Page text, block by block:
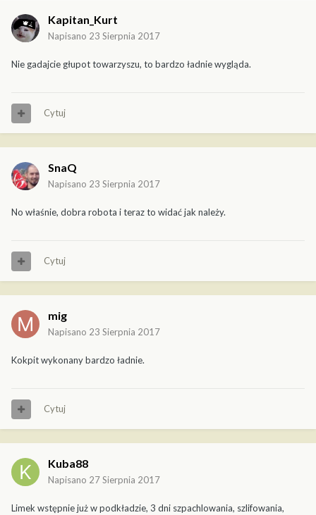
Kapitan_Kurt
Napisano 23 Sierpnia 2017
Nie gadajcie głupot towarzyszu, to bardzo ładnie wygląda.
Cytuj
SnaQ
Napisano 23 Sierpnia 2017
No właśnie, dobra robota i teraz to widać jak należy.
Cytuj
mig
Napisano 23 Sierpnia 2017
Kokpit wykonany bardzo ładnie.
Cytuj
Kuba88
Napisano 27 Sierpnia 2017
Limek wstępnie już w podkładzie, 3 dni szpachlowania, szlifowania,